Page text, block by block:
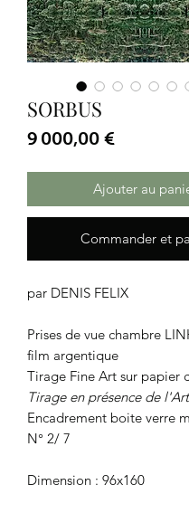
SORBUS
9 000,00 €
Ajouter au
Commander et
par DENIS FELIX
Prises de vue chambre
film argentique
Tirage Fine Art sur papier
Tirage en présence de
Encadrement boite verre
N° 2/ 7
Dimension : 96x160